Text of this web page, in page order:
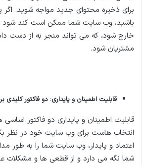
برای ذخیره محتوای جدید مواجه شوید. اگر
باشید، وب سایت شما ممکن است کند شود
خارج شود، که می تواند منجر به از دست
مشتریان شود.
قابلیت اطمینان و پایداری: دو فاکتور کلیدی
قابلیت اطمینان و پایداری دو فاکتور
انتخاب هاست برای وب سایت خود در نظر
اعتماد و پایدار، وب سایت شما را به طور
شما نگه می دارد و از قطعی ها و مشکلات